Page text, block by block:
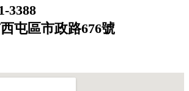
3388
屯區市政路676號